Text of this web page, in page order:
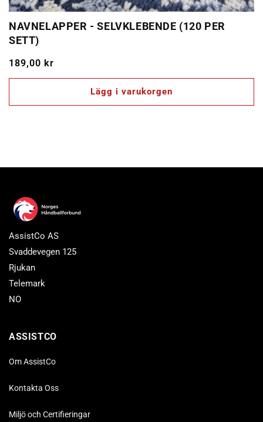
NAVNELAPPER - SELVKLEBENDE (120 PER
SETT)
Ordinarie
pris
189,00 kr
Lägg i varukorgen
AssistCo AS
Svaddevegen 125
Rjukan
Telemark
NO
ASSISTCO
Om AssistCo
Kontakta Oss
Miljö och Certifieringar